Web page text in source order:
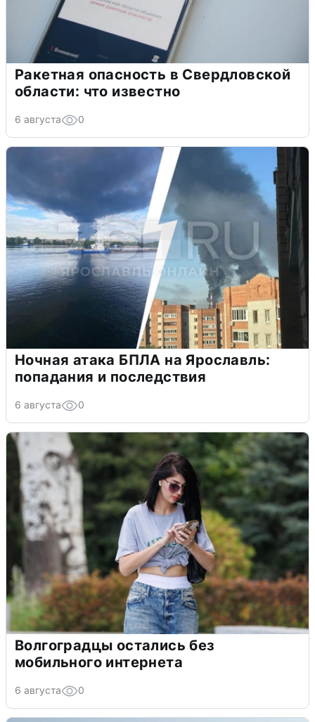
Ракетная опасность в Свердловской
области: что известно
6 августа 0
Ночная атака БПЛА на Ярославль:
попадания и последствия
6 августа 0
Волгоградцы остались без
мобильного интернета
6 августа 0